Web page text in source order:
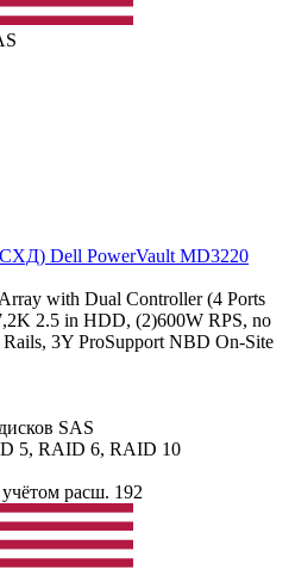
Dell PowerVault MD3220
with Dual Controller (4 Ports
2.5 in HDD, (2)600W RPS, no
Rails, 3Y ProSupport NBD On-Site
SAS
5, RAID 6, RAID 10
расш. 192